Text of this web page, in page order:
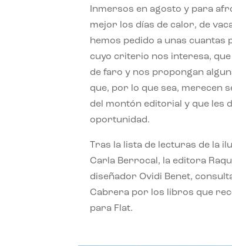
Inmersos en agosto y para
mejor los días de calor, de
hemos pedido a unas cuantas
cuyo criterio nos interesa, que
de faro y nos propongan
que, por lo que sea, merecen
del montón editorial y que les
oportunidad.
Tras la lista de lecturas de la
Carla Berrocal, la editora
diseñador Ovidi Benet,
Cabrera por los libros que
para Flat.